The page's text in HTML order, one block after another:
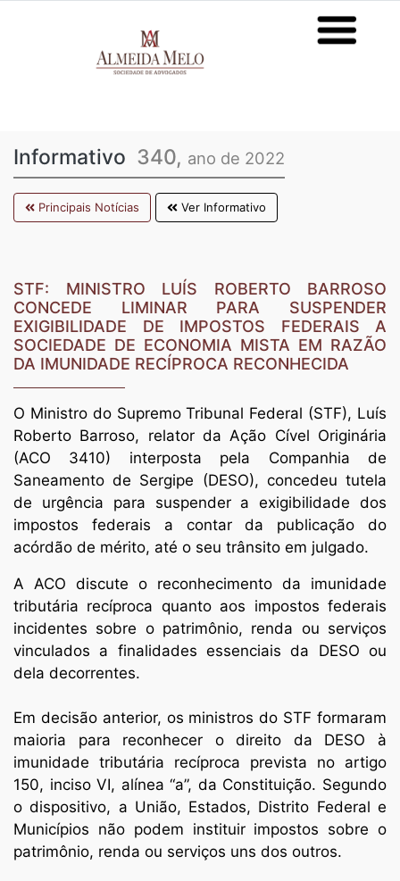
Informativo 340, ano de 2022
Principais Notícias Ver Informativo
STF: MINISTRO LUÍS ROBERTO BARROSO
CONCEDE LIMINAR PARA SUSPENDER
EXIGIBILIDADE DE IMPOSTOS FEDERAIS A
SOCIEDADE DE ECONOMIA MISTA EM RAZÃO
DA IMUNIDADE RECÍPROCA RECONHECIDA
O Ministro do Supremo Tribunal Federal (STF), Luís
Roberto Barroso, relator da Ação Cível Originária
(ACO 3410) interposta pela Companhia de
Saneamento de Sergipe (DESO), concedeu tutela
de urgência para suspender a exigibilidade dos
impostos federais a contar da publicação do
acórdão de mérito, até o seu trânsito em julgado.
A ACO discute o reconhecimento da imunidade
tributária recíproca quanto aos impostos federais
incidentes sobre o patrimônio, renda ou serviços
vinculados a finalidades essenciais da DESO ou
dela decorrentes.
Em decisão anterior, os ministros do STF formaram
maioria para reconhecer o direito da DESO à
imunidade tributária recíproca prevista no artigo
150, inciso VI, alínea “a”, da Constituição. Segundo
o dispositivo, a União, Estados, Distrito Federal e
Municípios não podem instituir impostos sobre o
patrimônio, renda ou serviços uns dos outros.